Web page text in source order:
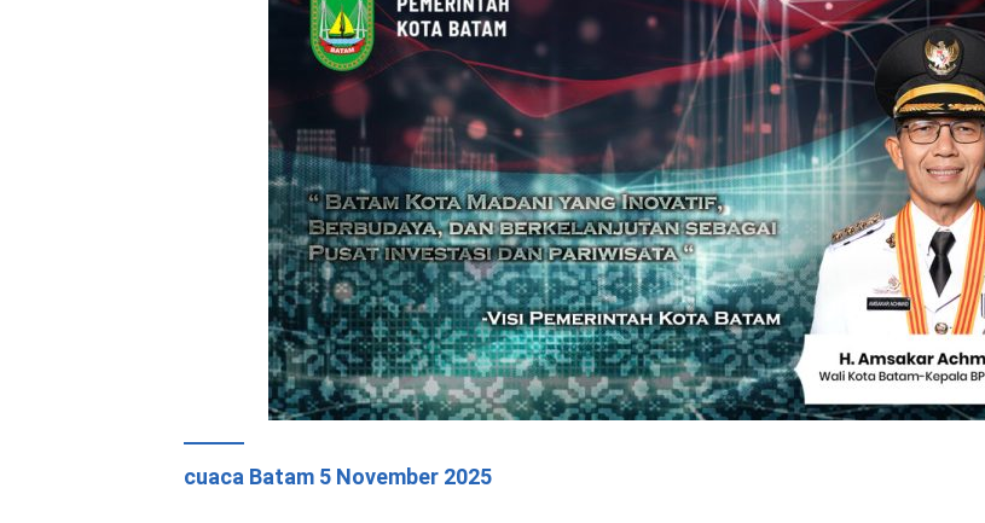
cuaca Batam 5 November 2025